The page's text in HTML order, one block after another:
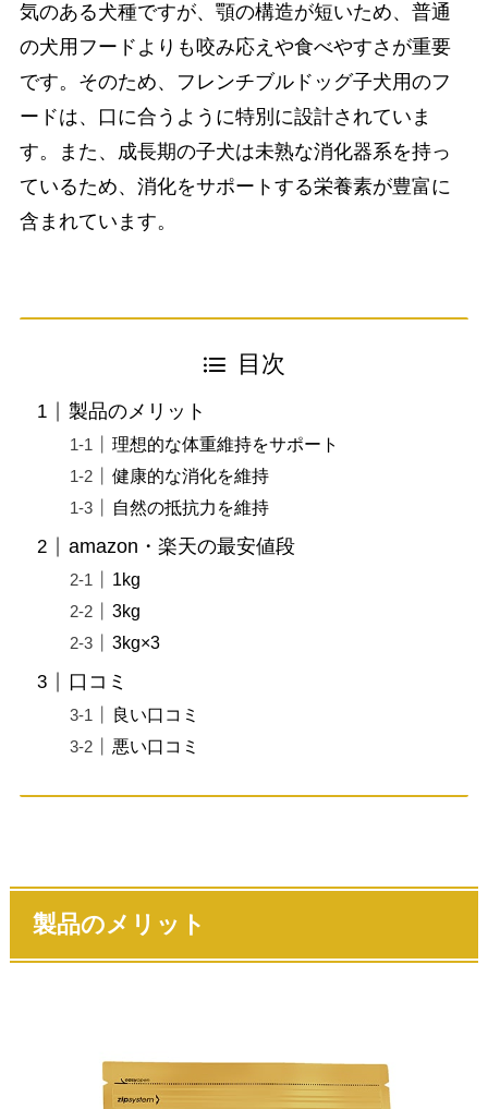
気のある犬種ですが、顎の構造が短いため、普通
の犬用フードよりも咬み応えや食べやすさが重要
です。そのため、フレンチブルドッグ子犬用のフ
ードは、口に合うように特別に設計されていま
す。また、成長期の子犬は未熟な消化器系を持っ
ているため、消化をサポートする栄養素が豊富に
含まれています。
目次
製品のメリット
理想的な体重維持をサポート
健康的な消化を維持
自然の抵抗力を維持
amazon・楽天の最安値段
1kg
3kg
3kg×3
口コミ
良い口コミ
悪い口コミ
製品のメリット